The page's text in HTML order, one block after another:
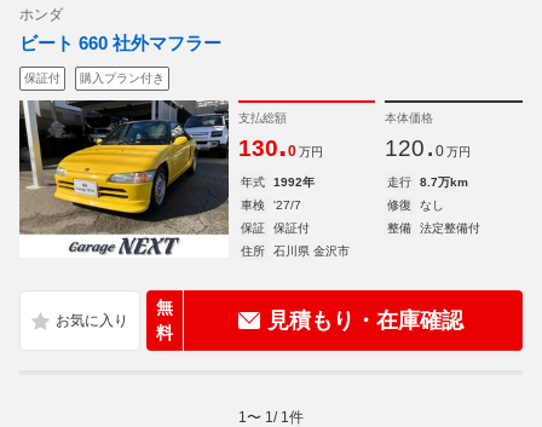
ホンダ
ビート 660 社外マフラー
保証付 購入プラン付き
支払総額
130.0 万円
本体価格
120. 0 万円
年式 1992年 走行
8.7万km
車検
'27/7 修復
なし
保証
保証付 整備
法定整備付
住所
石川県 金沢市
無
料
見積もり・在庫確認
1 〜 1 / 1 件